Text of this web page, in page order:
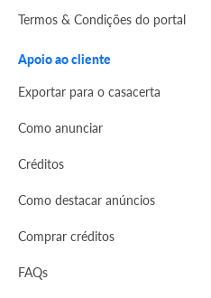
Termos & Condições do portal
Apoio ao cliente
Exportar para o casacerta
Como anunciar
Créditos
Como destacar anúncios
Comprar créditos
FAQs